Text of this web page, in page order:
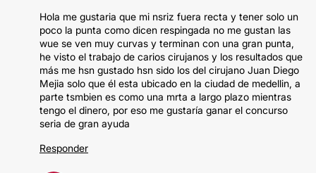
Hola me gustaria que mi nsriz fuera recta y tener solo un
poco la punta como dicen respingada no me gustan las
wue se ven muy curvas y terminan con una gran punta,
he visto el trabajo de carios cirujanos y los resultados que
más me hsn gustado hsn sido los del cirujano Juan Diego
Mejia solo que él esta ubicado en la ciudad de medellin, a
parte tsmbien es como una mrta a largo plazo mientras
tengo el dinero, por eso me gustaría ganar el concurso
seria de gran ayuda
Responder